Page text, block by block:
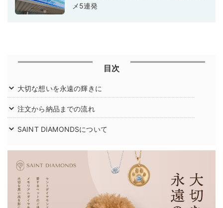
メ5連発
目次
大切な想いを永遠の輝きに
注文から納品までの流れ
SAINT DIAMONDSについて